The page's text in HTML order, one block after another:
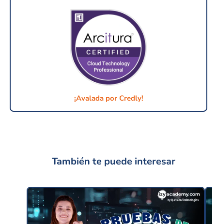
¡Avalada por Credly!
También te puede interesar